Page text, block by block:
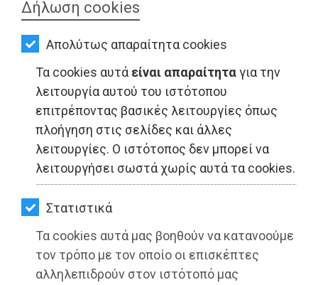
Δήλωση cookies
Απολύτως απαραίτητα cookies
Τα cookies αυτά είναι απαραίτηταγια την
λειτουργία αυτού του ιστότοπου
επιτρέποντας βασικές λειτουργίες όπως
πλοήγηση στις σελίδες και άλλες
λειτουργίες. Ο ιστότοπος δεν μπορεί να
λειτουργήσει σωστά χωρίς αυτά τα cookies.
Στατιστικά
Τα cookies αυτά μας βοηθούν να κατανοούμε
τον τρόπο με τον οποίο οι επισκέπτες
αλληλεπιδρούν στον ιστότοπό μας
ΟΙΚΟΝΟΜΙΑ
ΑΘΛΗΤΙΣΜΟΣ
ΠΟΛΙΤΙΣΜΟΣ
ΣΠΙΤΙ-
ΚΗΠΟΣ
ΥΓΕΙΑ
LIFESTYLE
ΤΑΞΙΔΙΑ
ΕΞΟΔΟΣ
Πανηγυρική επανεκλογή του
Δημάρχου Ελληνικού-Αργυρούπολης
Γιάννη Κωνσταντάτου στην Προεδρία
του ΣΠΑΥ